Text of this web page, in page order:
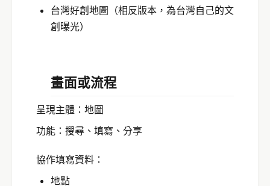
台灣好創地圖（相反版本，為台灣自己的文
創曝光）
畫面或流程
呈現主體：地圖
功能：搜尋、填寫、分享
協作填寫資料：
地點